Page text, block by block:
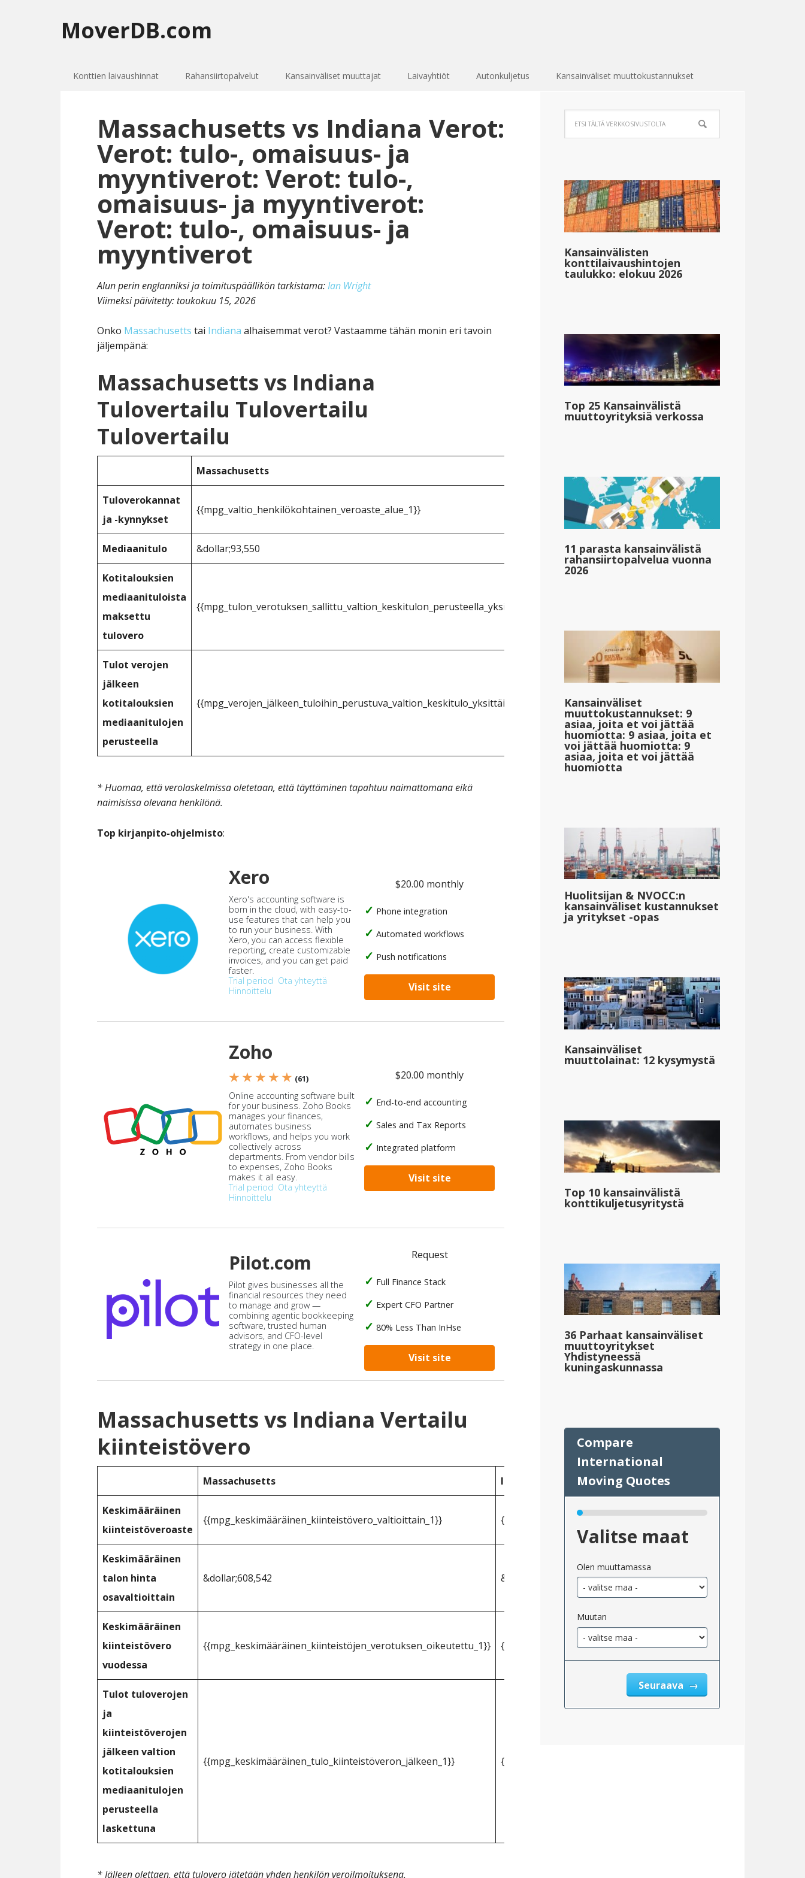
MoverDB.com
Konttien laivaushinnat Rahansiirtopalvelut Kansainväliset muuttajat Laivayhtiöt Autonkuljetus Kansainväliset muuttokustannukset
Massachusetts vs Indiana Verot:
Verot: tulo-, omaisuus- ja
myyntiverot: Verot: tulo-,
omaisuus- ja myyntiverot:
Verot: tulo-, omaisuus- ja
myyntiverot
Alun perin englanniksi ja toimituspäällikön tarkistama:Ian Wright
Viimeksi päivitetty:toukokuu 15, 2026
Onko Massachusetts tai Indiana alhaisemmat verot? Vastaamme tähän monin eri tavoin
jäljempänä:
Massachusetts vs Indiana
Tulovertailu Tulovertailu
Tulovertailu
Massachusetts
Tuloverokannat
ja -kynnykset
{{mpg_valtio_henkilökohtainen_veroaste_alue_1}} {{mpg_valtio_henkilökohtainen_veroaste_alue_2}}
Mediaanitulo &dollar;93,550 &dollar;70,030
Kotitalouksien
mediaanituloista
maksettu
tulovero
{{mpg_tulon_verotuksen_sallittu_valtion_keskitulon_perusteella_yksittäinen_1}}
Tulot verojen
jälkeen
kotitalouksien
mediaanitulojen
perusteella
{{mpg_verojen_jälkeen_tuloihin_perustuva_valtion_keskitulo_yksittäinen_1}}
* Huomaa, että verolaskelmissa oletetaan, että täyttäminen tapahtuu naimattomana eikä
naimisissa olevana henkilönä.
Top kirjanpito-ohjelmisto:
Xero
Xero's accounting software is
born in the cloud, with easy-to-
use features that can help you
to run your business. With
Xero, you can access flexible
reporting, create customizable
invoices, and you can get paid
faster.
Trial period Ota yhteyttä
Hinnoittelu
$20.00 monthly
Phone integration
Automated workflows
Push notifications
Visit site
Zoho
★ ★ ★ ★ ★ (61)
Online accounting software built
for your business. Zoho Books
manages your finances,
automates business
workflows, and helps you work
collectively across
departments. From vendor bills
to expenses, Zoho Books
makes it all easy.
Trial period Ota yhteyttä
Hinnoittelu
$20.00 monthly
End-to-end accounting
Sales and Tax Reports
Integrated platform
Visit site
Pilot.com
Pilot gives businesses all the
financial resources they need
to manage and grow —
combining agentic bookkeeping
software, trusted human
advisors, and CFO-level
strategy in one place.
Request
Full Finance Stack
Expert CFO Partner
80% Less Than InHse
Visit site
Massachusetts vs Indiana Vertailu
kiinteistövero
Massachusetts Indiana
Keskimääräinen
kiinteistöveroaste
{{mpg_keskimääräinen_kiinteistövero_valtioittain_1}} {{mpg_keskimääräinen_kiinteistövero_valtioittain_2}}
Keskimääräinen
talon hinta
osavaltioittain
&dollar;608,542 &dollar;232,390
Keskimääräinen
kiinteistövero
vuodessa
{{mpg_keskimääräinen_kiinteistöjen_verotuksen_oikeutettu_1}} {{mpg_keskimääräinen_kiinteistöjen_verotukseen_oikeutettu_2}}
Tulot tuloverojen
ja
kiinteistöverojen
jälkeen valtion
kotitalouksien
mediaanitulojen
perusteella
laskettuna
{{mpg_keskimääräinen_tulo_kiinteistöveron_jälkeen_1}} {{mpg_keskimääräinen_tulo_kiinteistöveron_jälkeen_2}}
* Jälleen olettaen, että tulovero jätetään yhden henkilön veroilmoituksena.
Kansainvälisten
konttilaivaushintojen
taulukko: elokuu 2026
Top 25 Kansainvälistä
muuttoyrityksiä verkossa
11 parasta kansainvälistä
rahansiirtopalvelua vuonna
2026
Kansainväliset
muuttokustannukset: 9
asiaa, joita et voi jättää
huomiotta: 9 asiaa, joita et
voi jättää huomiotta: 9
asiaa, joita et voi jättää
huomiotta
Huolitsijan & NVOCC:n
kansainväliset kustannukset
ja yritykset -opas
Kansainväliset
muuttolainat: 12 kysymystä
Top 10 kansainvälistä
konttikuljetusyritystä
36 Parhaat kansainväliset
muuttoyritykset
Yhdistyneessä
kuningaskunnassa
Valitse maat
Olen muuttamassa
Muutan
Seuraava